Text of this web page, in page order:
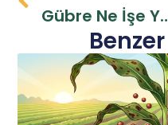
Gübre Ne İşe Yarar?